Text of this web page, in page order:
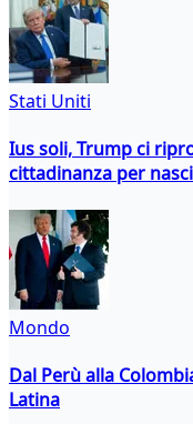
Stati Uniti
Ius soli, Trump ci
cittadinanza per
Mondo
Dal Perù alla
Latina